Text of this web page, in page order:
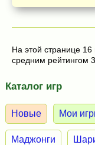
На этой странице 16
средним рейтингом
Каталог игр
Новые Мои
Маджонги